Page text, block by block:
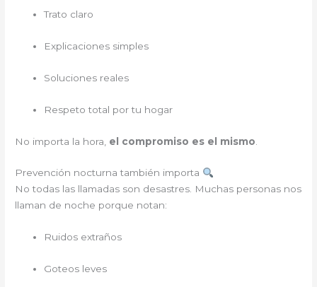
Trato claro
Explicaciones simples
Soluciones reales
Respeto total por tu hogar
No importa la hora, el compromiso es el mismo
Prevención nocturna también importa
No todas las llamadas son desastres. Muchas personas nos
llaman de noche porque notan:
Ruidos extraños
Goteos leves